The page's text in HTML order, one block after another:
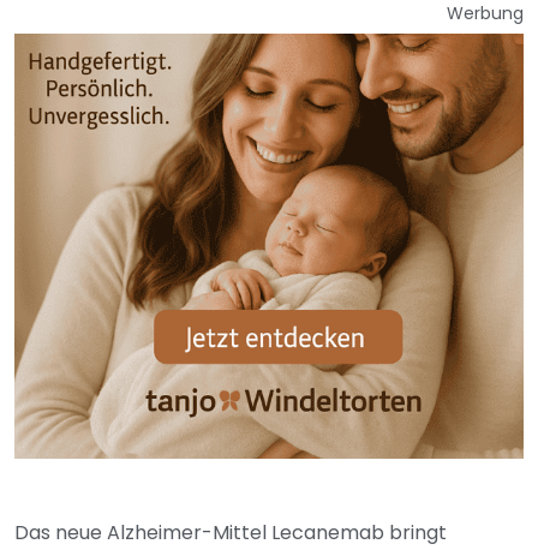
Werbung
Das neue Alzheimer-Mittel Lecanemab bringt